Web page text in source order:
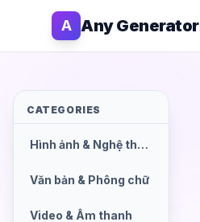
A Any Generator
CATEGORIES
Hình ảnh & Nghệ thuật AI
Văn bản & Phông chữ
Video & Âm thanh